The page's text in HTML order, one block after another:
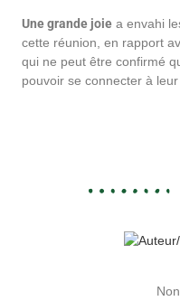
Une grande joie a envahi
cette réunion, en rapport
qui ne peut être confirmé
pouvoir se connecter à